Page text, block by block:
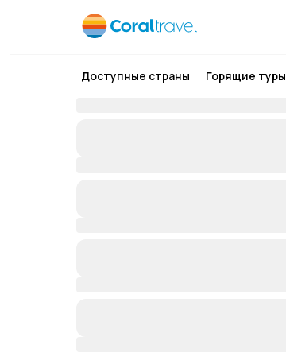
Доступные страны Горящие туры